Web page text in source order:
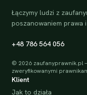
Łączymy ludzi z
poszanowaniem prawa
+48 786 564 056
© 2026 zaufanyprawnik.pl
zweryfikowanymi
Klient
Jak to działa